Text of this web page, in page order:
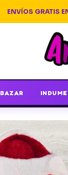
ENVÍOS GRATIS
BAZAR